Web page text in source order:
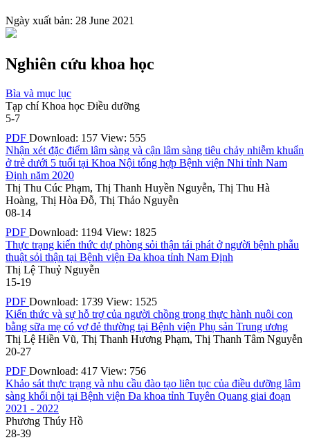
Ngày xuất bản: 28 June 2021
Nghiên cứu khoa học
Bìa và mục lục
Tạp chí Khoa học Điều dưỡng
5-7
PDF Download: 157 View: 555
Nhận xét đặc điểm lâm sàng và cận lâm sàng tiêu chảy nhiễm khuẩn
ở trẻ dưới 5 tuổi tại Khoa Nội tổng hợp Bệnh viện Nhi tỉnh Nam
Định năm 2020
Thị Thu Cúc Phạm, Thị Thanh Huyền Nguyễn, Thị Thu Hà
Hoàng, Thị Hòa Đỗ, Thị Thảo Nguyễn
08-14
PDF Download: 1194 View: 1825
Thực trạng kiến thức dự phòng sỏi thận tái phát ở người bệnh phẫu
thuật sỏi thận tại Bệnh viện Đa khoa tỉnh Nam Định
Thị Lệ Thuỷ Nguyễn
15-19
PDF Download: 1739 View: 1525
Kiến thức và sự hỗ trợ của người chồng trong thực hành nuôi con
bằng sữa mẹ có vợ đẻ thường tại Bệnh viện Phụ sản Trung ương
Thị Lệ Hiền Vũ, Thị Thanh Hương Phạm, Thị Thanh Tâm Nguyễn
20-27
PDF Download: 417 View: 756
Khảo sát thực trạng và nhu cầu đào tạo liên tục của điều dưỡng lâm
sàng khối nội tại Bệnh viện Đa khoa tỉnh Tuyên Quang giai đoạn
2021 - 2022
Phương Thúy Hồ
28-39